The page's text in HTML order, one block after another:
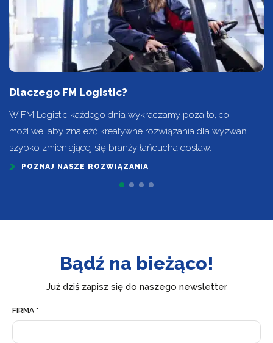
Dlaczego FM Logistic?
W FM Logistic każdego dnia wykraczamy poza to, co
możliwe, aby znaleźć kreatywne rozwiązania dla wyzwań
szybko zmieniającej się branży łańcucha dostaw.
POZNAJ NASZE ROZWIĄZANIA
Bądź na bieżąco!
Już dziś zapisz się do naszego newsletter